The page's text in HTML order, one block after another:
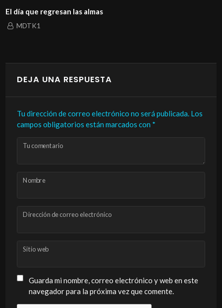
El día que regresan las almas
MDTK1
DEJA UNA RESPUESTA
Tu dirección de correo electrónico no será publicada. Los
campos obligatorios están marcados con *
Tu comentario
Nombre
Dirección de correo electrónico
Sitio web
Guarda mi nombre, correo electrónico y web en este
navegador para la próxima vez que comente.